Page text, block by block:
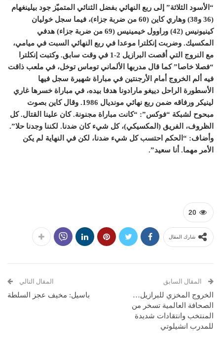
“الأسود الثلاثة” إلى ربع النهائي بفضل الثنائي المتميّز جود بيلينغهام
(36 و38) وهاري كاين (60 من ضربة جزاء)، فيما سجل خوليان
كينيونيس (42) وراوول خيمينيس (69 من ضربة جزاء) هدفي
المكسيك. وضربت إنكلترا موعدا في ربع النهائي السبت في ميامي،
مع النروج التي أقصت البرازيل 2-1 في وقت سابق. وكتبت إنكلترا
“فصلا خاصا” كما قال مدربها الألماني توماس توخل، في ملعب ذاقت
فيه ألم الخروج أمام الأرجنتين في مباراة شهيرة سجل فيها
الأسطورة الراحل دييغو مارادونا هدفا بيده، في مباراة خسرها غاري
لينيكر ورفاقه ضمن ربع نهائي مونديال 1986. وقال كاين بصوت
مبحوح لشبكة “فوكس”: “كانت مباراة مجنونة. كان علينا القتال. كل
الظروف، الفريق (المكسيكي)، كل شيء كان ضدنا. لكننا وجدنا حلا”.
وأضاف: “الحكم احتسب كل شيء ضدنا، لكن في النهاية لم يكن
الأمر مهما. أنا سعيد”.
20
شارك المقال
المقال السابق
الخروج المخزي للبرازيل…
الصحافة العالمية تسخر من
المنتخب وانتقادات شديدة
للمدرب انشيلوتي
المقال التالي
باسيل: مخيف عجز السلطة